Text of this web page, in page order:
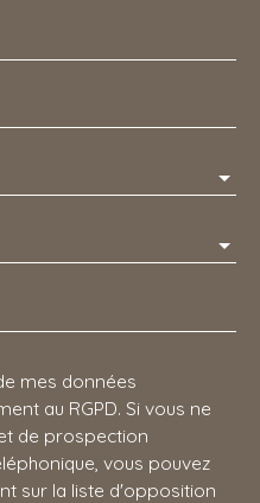
mes données
au RGPD. Si vous ne
de prospection
vous pouvez
sur la liste d'opposition